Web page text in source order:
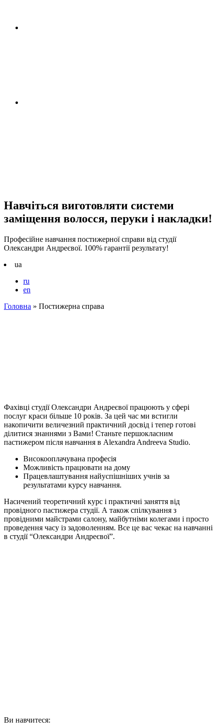
Навчіться виготовляти системи
заміщення волосся, перуки і накладки!
Професійне навчання постижерної справи від студії
Олександри Андреєвої. 100% гарантії результату!
ua
ru
en
Головна » Постижерна справа
Фахівці студії Олександри Андреєвої працюють у сфері
послуг краси більше 10 років. За цей час ми встигли
накопичити величезний практичний досвід і тепер готові
ділитися знаннями з Вами! Станьте першокласним
пастижером після навчання в Alexandra Andreeva Studio.
Високооплачувана професія
Можливість працювати на дому
Працевлаштування найуспішніших учнів за
результатами курсу навчання.
Насичений теоретичний курс і практичні заняття від
провідного пастижера студії. А також спілкування з
провідними майстрами салону, майбутніми колегами і просто
проведення часу із задоволенням. Все це вас чекає на навчанні
в студії “Олександри Андреєвої”.
Ви навчитеся: